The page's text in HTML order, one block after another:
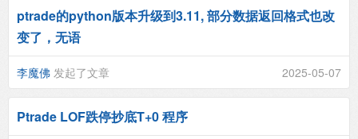
ptrade的python版本升级到3.11, 部分数据返回格式也改
变了，无语
李魔佛 发起了文章 2025-05-07
Ptrade LOF跌停抄底T+0 程序